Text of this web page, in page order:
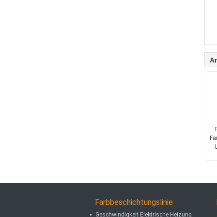
Farbbeschichtungslinie
Geschwindigkeit Elektrische Heizung